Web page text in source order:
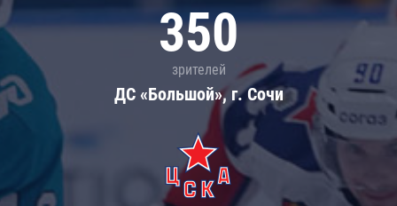
350
зрителей
ДС «Большой», г. Сочи